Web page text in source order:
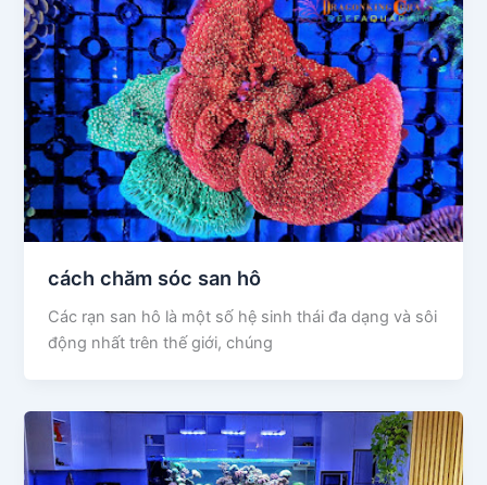
cách chăm sóc san hô
Các rạn san hô là một số hệ sinh thái đa dạng và sôi
động nhất trên thế giới, chúng